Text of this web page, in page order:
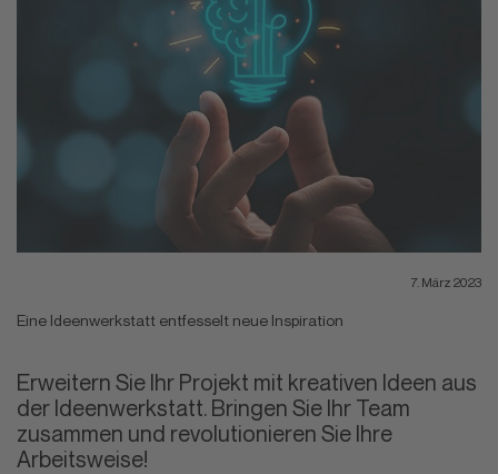
7. März 2023
Eine Ideenwerkstatt entfesselt neue Inspiration
Erweitern Sie Ihr Projekt mit kreativen Ideen aus
der Ideenwerkstatt. Bringen Sie Ihr Team
zusammen und revolutionieren Sie Ihre
Arbeitsweise!